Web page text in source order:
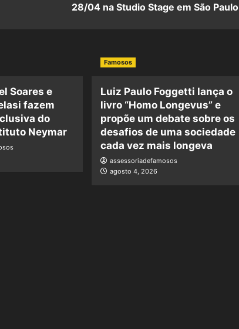
28/04 na Studio Stage em São Paulo
Soares e
fazem
do
Neymar
Famosos
Luiz Paulo Foggetti lança o
livro “Homo Longevus” e
propõe um debate sobre os
desafios de uma sociedade
cada vez mais longeva
assessoriadefamosos
agosto 4, 2026